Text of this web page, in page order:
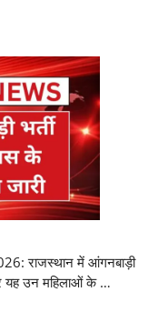
राजस्थान में आंगनबाड़ी
यह उन महिलाओं के …